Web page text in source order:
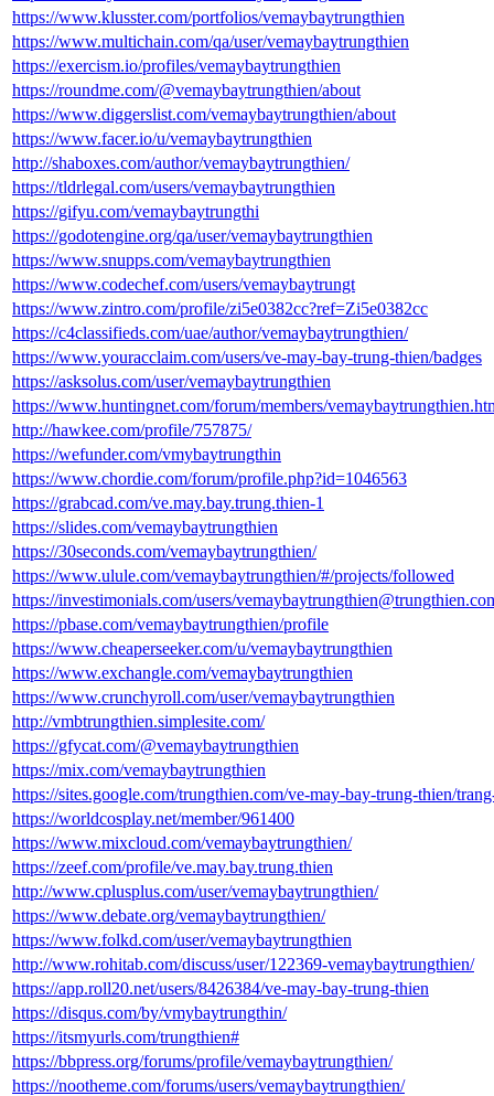
https://www.klusster.com/portfolios/vemaybaytrungthien
https://www.multichain.com/qa/user/vemaybaytrungthien
https://exercism.io/profiles/vemaybaytrungthien
https://roundme.com/@vemaybaytrungthien/about
https://www.diggerslist.com/vemaybaytrungthien/about
https://www.facer.io/u/vemaybaytrungthien
http://shaboxes.com/author/vemaybaytrungthien/
https://tldrlegal.com/users/vemaybaytrungthien
https://gifyu.com/vemaybaytrungthi
https://godotengine.org/qa/user/vemaybaytrungthien
https://www.snupps.com/vemaybaytrungthien
https://www.codechef.com/users/vemaybaytrungt
https://www.zintro.com/profile/zi5e0382cc?ref=Zi5e0382cc
https://c4classifieds.com/uae/author/vemaybaytrungthien/
https://www.youracclaim.com/users/ve-may-bay-trung-thien/badges
https://asksolus.com/user/vemaybaytrungthien
https://www.huntingnet.com/forum/members/
http://hawkee.com/profile/757875/
https://wefunder.com/vmybaytrungthin
https://www.chordie.com/forum/profile.php?id=1046563
https://grabcad.com/ve.may.bay.trung.thien-1
https://slides.com/vemaybaytrungthien
https://30seconds.com/vemaybaytrungthien/
https://www.ulule.com/vemaybaytrungthien/#/projects/followed
https://investimonials.com/users/
https://pbase.com/vemaybaytrungthien/profile
https://www.cheaperseeker.com/u/vemaybaytrungthien
https://www.exchangle.com/vemaybaytrungthien
https://www.crunchyroll.com/user/vemaybaytrungthien
http://vmbtrungthien.simplesite.com/
https://gfycat.com/@vemaybaytrungthien
https://mix.com/vemaybaytrungthien
https://sites.google.com/trungthien.com/ve-may-bay-trung-thien/
https://worldcosplay.net/member/961400
https://www.mixcloud.com/vemaybaytrungthien/
https://zeef.com/profile/ve.may.bay.trung.thien
http://www.cplusplus.com/user/vemaybaytrungthien/
https://www.debate.org/vemaybaytrungthien/
https://www.folkd.com/user/vemaybaytrungthien
http://www.rohitab.com/discuss/user/122369-vemaybaytrungthien/
https://app.roll20.net/users/8426384/ve-may-bay-trung-thien
https://disqus.com/by/vmybaytrungthin/
https://itsmyurls.com/trungthien#
https://bbpress.org/forums/profile/vemaybaytrungthien/
https://nootheme.com/forums/users/vemaybaytrungthien/